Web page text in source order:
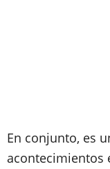
En conjunto, es
acontecimientos